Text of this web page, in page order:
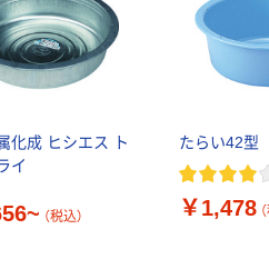
化成 ヒシエス ト
イ
（税込）
たらい42
￥1,478